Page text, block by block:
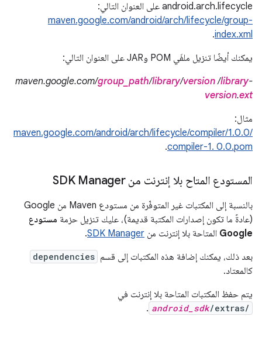
android.arch.lifecycle على العنوان التالي:
maven.google.com/android/arch/lifecycle/group-
index.xml
.
يمكنك أيضًا تنزيل ملفَي POM وJAR على العنوان التالي:
maven.google.com/group_path/library/version/library-
version.ext
مثال:
maven.google.com/android/arch/lifecycle/compiler/1.0.0/
compiler-1. 0.0.pom
.
المستودع المتاح بلا إنترنت من SDK Manager
بالنسبة إلى المكتبات غير المتوفّرة من مستودع Maven من Google
(عادةً ما تكون إصدارات المكتبة قديمة)، عليك تنزيل حزمة مستودع
Google المتاحة بلا إنترنت من SDK Manager
.
بعد ذلك، يمكنك إضافة هذه المكتبات إلى قسم dependencies
كالمعتاد.
يتم حفظ المكتبات المتاحة بلا إنترنت في
android_sdk/extras/
.